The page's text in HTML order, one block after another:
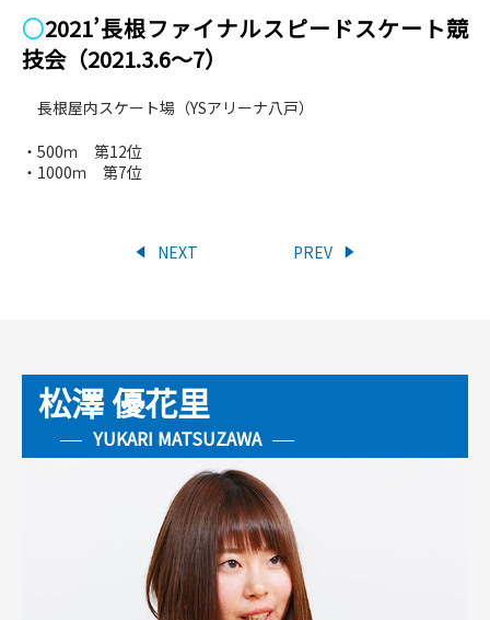
○2021’長根ファイナルスピードスケート競
技会（2021.3.6～7）
長根屋内スケート場（YSアリーナ八戸）
・500ｍ 第12位
・1000ｍ 第7位
PREV
NEXT
松澤 優花里
YUKARI MATSUZAWA